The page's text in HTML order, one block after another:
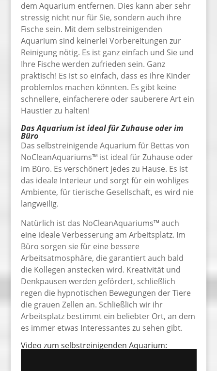
dem Aquarium entfernen. Dies kann aber sehr
stressig nicht nur für Sie, sondern auch ihre
Fische sein. Mit dem selbstreinigenden
Aquarium sind keinerlei Vorbereitungen zur
Reinigung nötig. Es ist ganz einfach und Sie und
Ihre Fische werden zufrieden sein. Ganz
praktisch! Es ist so einfach, dass es ihre Kinder
problemlos machen könnten. Es gibt keine
schnellere, einfacherere oder sauberere Art ein
Haustier zu halten!
Das Aquarium ist ideal für Zuhause oder im
Büro
Das selbstreinigende Aquarium für Bettas von
NoCleanAquariums™ ist ideal für Zuhause oder
im Büro. Es verschönert jedes zu Hause. Es ist
das ideale Interieur und sorgt für ein wohliges
Ambiente, für tierische Gesellschaft, es wird nie
langweilig.
Natürlich ist das NoCleanAquariums™ auch
eine ideale Verbesserung am Arbeitsplatz. Im
Büro sorgen sie für eine bessere
Arbeitsatmosphäre, die garantiert auch bald
die Kollegen anstecken wird. Kreativität und
Denkpausen werden gefördert, schließlich
regen die hypnotischen Bewegungen der Tiere
die grauen Zellen an. Schließlich wir ihr
Arbeitsplatz bestimmt ein beliebter Ort, an dem
es immer etwas Interessantes zu sehen gibt.
Video zum selbstreinigenden Aquarium: